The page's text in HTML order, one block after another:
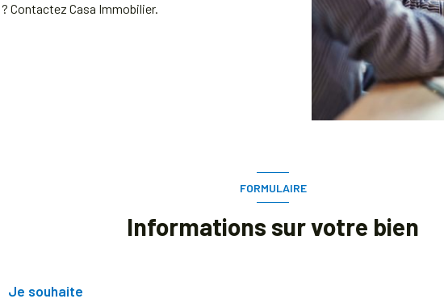
? Contactez Casa Immobilier.
FORMULAIRE
Informations sur votre bien
Je souhaite